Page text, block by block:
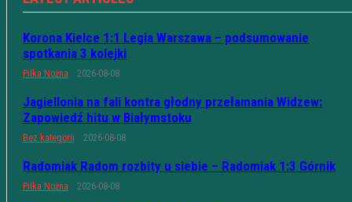
Korona Kielce 1:1 Legia Warszawa – podsumowanie
spotkania 3 kolejki
Piłka Nożna 2026-08-08
Jagiellonia na fali kontra głodny przełamania Widzew:
Zapowiedź hitu w Białymstoku
Bez kategorii 2026-08-08
Radomiak Radom rozbity u siebie – Radomiak 1:3 Górnik
Piłka Nożna 2026-08-08